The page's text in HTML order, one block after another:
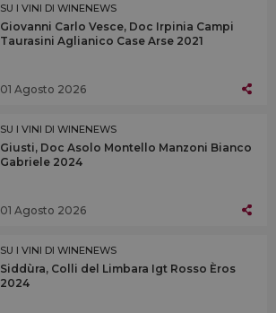
SU I VINI DI WINENEWS
Giovanni Carlo Vesce, Doc Irpinia Campi
Taurasini Aglianico Case Arse 2021
01 Agosto 2026
SU I VINI DI WINENEWS
Giusti, Doc Asolo Montello Manzoni Bianco
Gabriele 2024
01 Agosto 2026
SU I VINI DI WINENEWS
Siddùra, Colli del Limbara Igt Rosso Èros
2024